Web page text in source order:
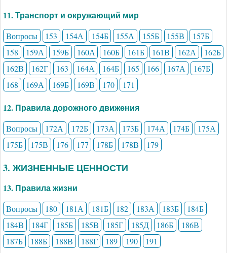
11. Транспорт и окружающий мир
Вопросы 153 154А 154Б 155А 155Б 155В
157Б
158
159А 159Б 160А 160Б 161Б 161В 162А
162Б
162В
162Г 163 164А 164Б 165 166 167А
167Б
168
169А 169Б 169В 170 171
12. Правила дорожного движения
Вопросы 172А 172Б 173А 173Б 174А 174Б
175А
175Б
175В 176 177 178Б 178В 179
3. ЖИЗНЕННЫЕ ЦЕННОСТИ
13. Правила жизни
Вопросы 180 181А 181Б 182 183А 183Б
184Б
184В
184Г 185Б 185В 185Г 185Д 186Б
186В
187Б
188Б 188В 188Г 189 190 191